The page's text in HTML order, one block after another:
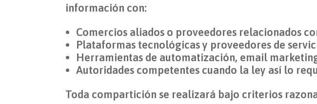
información con:
Comercios aliados o proveedores relacionados
Plataformas tecnológicas y proveedores de
Herramientas de automatización, email
Autoridades competentes cuando la ley así lo
Toda compartición se realizará bajo criterios